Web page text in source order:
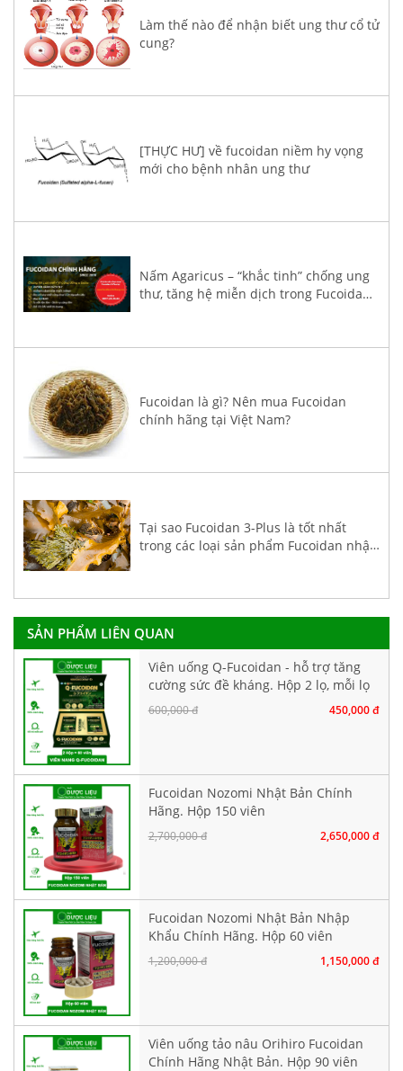
Làm thế nào để nhận biết ung thư cổ tử
cung?
[THỰC HƯ] về fucoidan niềm hy vọng
mới cho bệnh nhân ung thư
Nấm Agaricus – “khắc tinh” chống ung
thư, tăng hệ miễn dịch trong Fucoidan
Fucoidan là gì? Nên mua Fucoidan
chính hãng tại Việt Nam?
Tại sao Fucoidan 3-Plus là tốt nhất
trong các loại sản phẩm Fucoidan nhập
SẢN PHẨM LIÊN QUAN
Viên uống Q-Fucoidan - hỗ trợ tăng
cường sức đề kháng. Hộp 2 lọ, mỗi lọ
30 viên
600,000 đ 450,000 đ
Fucoidan Nozomi Nhật Bản Chính
Hãng. Hộp 150 viên
2,700,000 đ 2,650,000 đ
Fucoidan Nozomi Nhật Bản Nhập
Khẩu Chính Hãng. Hộp 60 viên
1,200,000 đ 1,150,000 đ
Viên uống tảo nâu Orihiro Fucoidan
Chính Hãng Nhật Bản. Hộp 90 viên